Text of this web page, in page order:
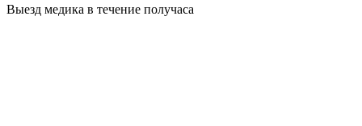
Выезд медика в течение получаса